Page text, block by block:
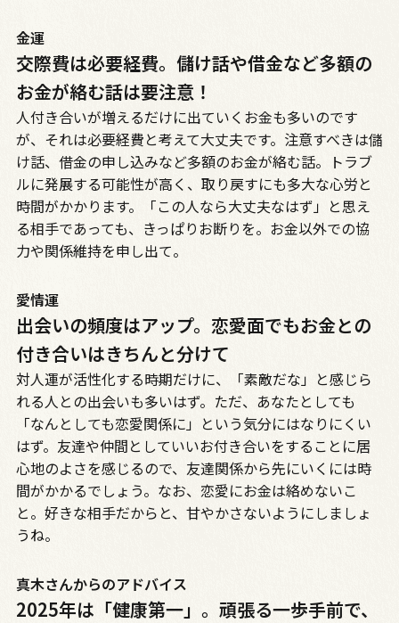
金運
交際費は必要経費。儲け話や借金など多額の
お金が絡む話は要注意！
人付き合いが増えるだけに出ていくお金も多いのです
が、それは必要経費と考えて大丈夫です。注意すべきは儲
け話、借金の申し込みなど多額のお金が絡む話。トラブ
ルに発展する可能性が高く、取り戻すにも多大な心労と
時間がかかります。「この人なら大丈夫なはず」と思え
る相手であっても、きっぱりお断りを。お金以外での協
力や関係維持を申し出て。
愛情運
出会いの頻度はアップ。恋愛面でもお金との
付き合いはきちんと分けて
対人運が活性化する時期だけに、「素敵だな」と感じら
れる人との出会いも多いはず。ただ、あなたとしても
「なんとしても恋愛関係に」という気分にはなりにくい
はず。友達や仲間としていいお付き合いをすることに居
心地のよさを感じるので、友達関係から先にいくには時
間がかかるでしょう。なお、恋愛にお金は絡めないこ
と。好きな相手だからと、甘やかさないようにしましょ
うね。
真木さんからのアドバイス
2025年は「健康第一」。頑張る一歩手前で、